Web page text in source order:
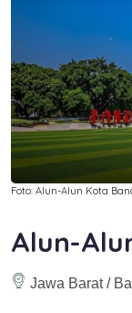
Foto: Alun-Alun Kota
Alun-
Jawa Barat /